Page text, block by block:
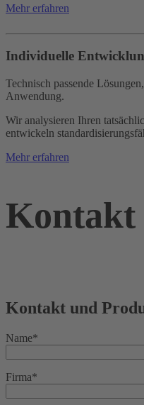
Mehr erfahren
Individuelle
Technisch passende
Anwendung.
Wir analysieren Ihren
entwickeln
Mehr erfahren
Kontakt
Kontakt und
Name*
Firma*